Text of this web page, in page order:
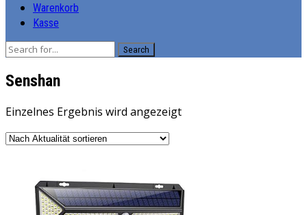
Warenkorb
Kasse
Search
‎Senshan
Einzelnes Ergebnis wird angezeigt